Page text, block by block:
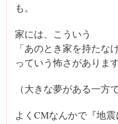
も。
家には、こういう
「あのとき家を持たな
っていう怖さがあります
（大きな夢がある一方
よくCMなんかで『地